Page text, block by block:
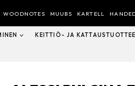
WOODNOTES MUUBS KARTELL
KEITTIÖ- JA